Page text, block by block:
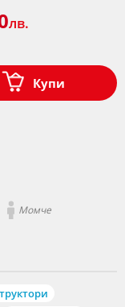
Момче
лв.
Купи
- СПИДИ